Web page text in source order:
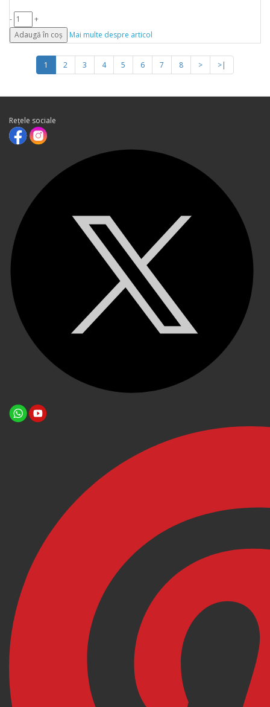
-
+
Adaugă în coș
Mai multe despre articol
1 2 3 4 5 6 7 8 > >|
Rețele sociale